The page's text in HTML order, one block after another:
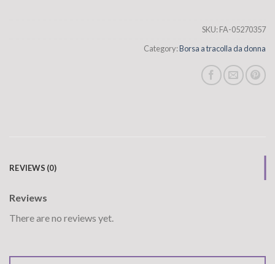
SKU:FA-05270357
Category:Borsa a tracolla da donna
REVIEWS (0)
Reviews
There are no reviews yet.